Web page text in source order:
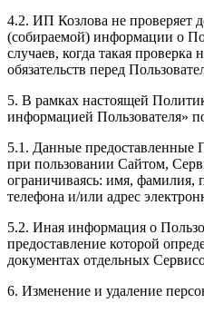
4.2. ИП Козлова не проверяет
(собираемой) информации о
случаев, когда такая
обязательств перед
5. В рамках настоящей
информацией Пользователя»
5.1. Данные предоставленные
при пользовании Сайтом,
ограничиваясь: имя, фамилия,
телефона и/или адрес
5.2. Иная информация о
предоставление которой
документах отдельных
6. Изменение и удаление